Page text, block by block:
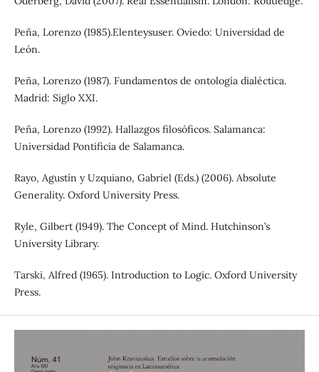
Peña, Lorenzo (1985).Elenteysuser. Oviedo: Universidad de
León.
Peña, Lorenzo (1987). Fundamentos de ontología dialéctica.
Madrid: Siglo XXI.
Peña, Lorenzo (1992). Hallazgos filosóficos. Salamanca:
Universidad Pontificia de Salamanca.
Rayo, Agustín y Uzquiano, Gabriel (Eds.) (2006). Absolute
Generality. Oxford University Press.
Ryle, Gilbert (1949). The Concept of Mind. Hutchinson’s
University Library.
Tarski, Alfred (1965). Introduction to Logic. Oxford University
Press.